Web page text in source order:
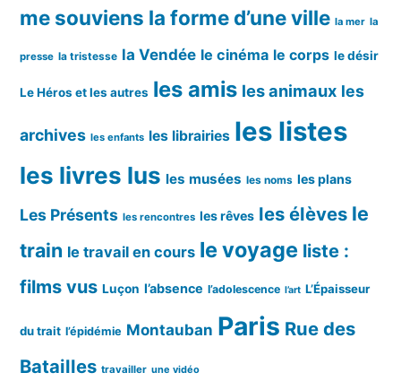
me souviens la forme d’une ville la mer la
presse la tristesse la Vendée le cinéma le corps le désir
Le Héros et les autres les amis les animaux les
archives les enfants les librairies les listes
les livres lus les musées les noms les plans
Les Présents les rencontres les rêves les élèves le
train le travail en cours le voyage liste :
films vus Luçon l’absence l’adolescence l’art L’Épaisseur
du trait l’épidémie Montauban Paris Rue des
Batailles travailler une vidéo